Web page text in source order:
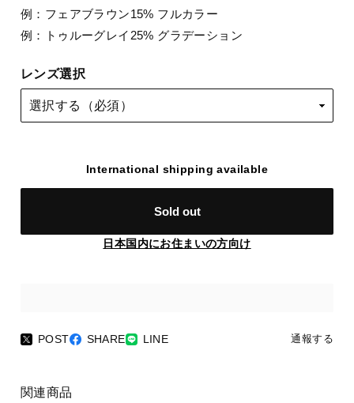
例：フェアブラウン15% フルカラー
例：トゥルーグレイ25% グラデーション
レンズ選択
International shipping available
Sold out
日本国内にお住まいの方向け
POST SHARE LINE 通報する
関連商品